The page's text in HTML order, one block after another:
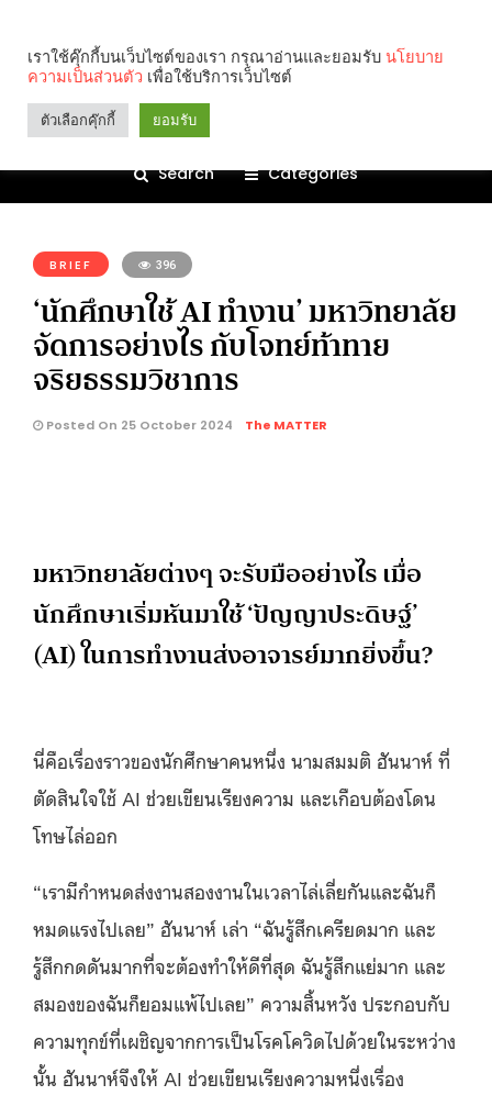
Search Categories
BRIEF 396
‘นักศึกษาใช้ AI ทำงาน’ มหาวิทยาลัย
จัดการอย่างไร กับโจทย์ท้าทาย
จริยธรรมวิชาการ
Posted On 25 October 2024 The MATTER
มหาวิทยาลัยต่างๆ จะรับมืออย่างไร เมื่อ
นักศึกษาเริ่มหันมาใช้ ‘ปัญญาประดิษฐ์’
(AI) ในการทำงานส่งอาจารย์มากยิ่งขึ้น?
นี่คือเรื่องราวของนักศึกษาคนหนึ่ง นามสมมติ ฮันนาห์ ที่
ตัดสินใจใช้ AI ช่วยเขียนเรียงความ และเกือบต้องโดน
โทษไล่ออก
“เรามีกำหนดส่งงานสองงานในเวลาไล่เลี่ยกันและฉันก็
หมดแรงไปเลย” ฮันนาห์ เล่า “ฉันรู้สึกเครียดมาก และ
รู้สึกกดดันมากที่จะต้องทำให้ดีที่สุด ฉันรู้สึกแย่มาก และ
สมองของฉันก็ยอมแพ้ไปเลย” ความสิ้นหวัง ประกอบกับ
ความทุกข์ที่เผชิญจากการเป็นโรคโควิดไปด้วยในระหว่าง
นั้น ฮันนาห์จึงให้ AI ช่วยเขียนเรียงความหนึ่งเรื่อง
เราใช้คุ๊กกี้บนเว็บไซต์ของเรา กรุณาอ่านและยอมรับ นโยบาย
ความเป็นส่วนตัว เพื่อใช้บริการเว็บไซต์
ตัวเลือกคุ๊กกี้ ยอมรับ